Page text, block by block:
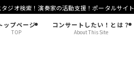
ジオ検索！演奏家の活動支援！ポータルサイト
ップページ
TOP
コンサートしたい！とは？
About This Site